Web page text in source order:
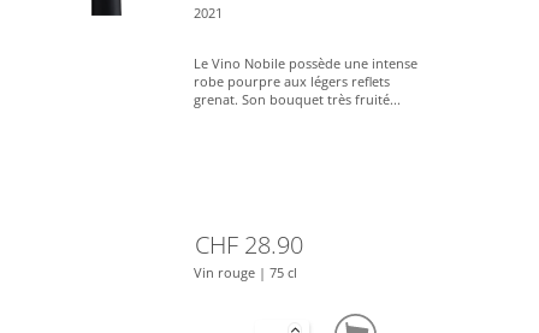
2021
Le Vino Nobile possède une intense
robe pourpre aux légers reflets
grenat. Son bouquet très fruité...
CHF 28.90
Vin rouge | 75 cl